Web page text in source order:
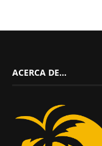
ACERCA DE…